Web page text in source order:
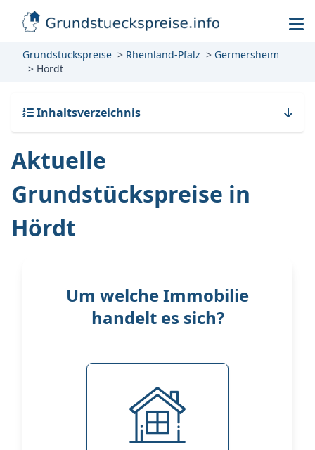
Grundstückspreise Rheinland-Pfalz
Germersheim
Hördt
Inhaltsverzeichnis
Aktuelle
Grundstückspreise in
Hördt
Um welche Immobilie
handelt es sich?